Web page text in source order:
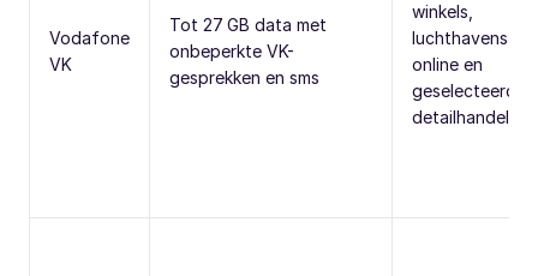
Vodafone
VK
Tot 27 GB data met
onbeperkte VK-
gesprekken en sms
winkels,
luchthavens,
online en
geselecteerde